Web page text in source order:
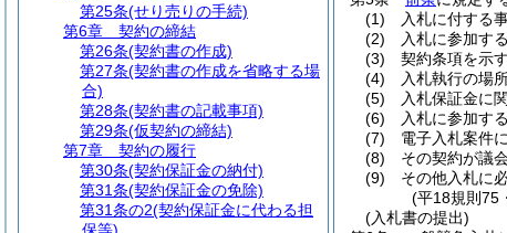
(1)
入札に付する
(2)
入札に参加す
(3)
契約条項を示
(4)
入札執行の場
(5)
入札保証金に
(6)
入札に参加す
(7)
電子入札案件
(8)
その契約が議
(9)
その他入札に
(平18規則75
(入札書の提出)
第25条(せり売りの手続)
第6章
契約の締結
第26条(契約書の作成)
第27条(契約書の作成を省略する場
合)
第28条(契約書の記載事項)
第29条(仮契約の締結)
第7章
契約の履行
第30条(契約保証金の納付)
第31条(契約保証金の免除)
第31条の2(契約保証金に代わる担